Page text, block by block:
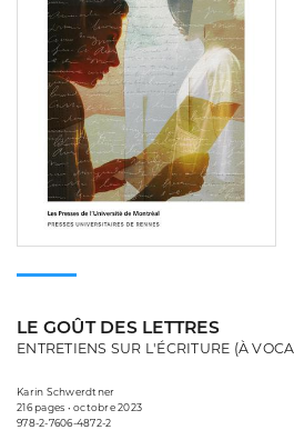
LE GOÛT DES LETTRES
ENTRETIENS SUR L'ÉCRITURE (À
Karin Schwerdtner
216 pages • octobre 2023
978-2-7606-4872-2